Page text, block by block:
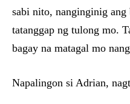
sabi nito, nanginginig
tatanggap ng tulong mo.
bagay na matagal mo
Napalingon si Adrian,